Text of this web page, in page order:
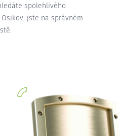
spolehlivého
jste na správném